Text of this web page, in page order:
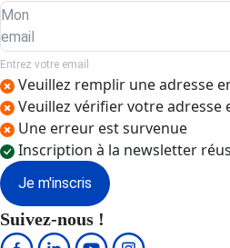
Mon
email
Entrez votre email
Veuillez remplir une adresse
Veuillez vérifier votre adresse
Une erreur est survenue
Inscription à la newsletter
Je m'inscris
Suivez-nous !